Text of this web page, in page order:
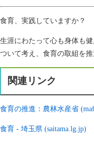
食育、実践していますか？
生涯にわたって心も身体も
ついて考え、食育の取組を推
関連リンク
食育の推進：農林水産省
食育 - 埼玉県 (saitama.lg.jp)